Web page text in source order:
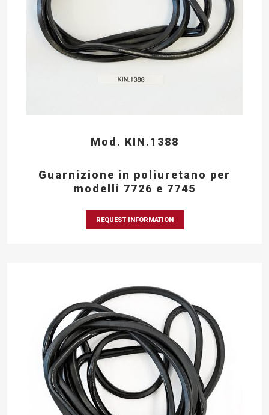
Mod. KIN.1388
Guarnizione in poliuretano per
modelli 7726 e 7745
REQUEST INFORMATION